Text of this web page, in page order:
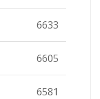
6633
6605
6581